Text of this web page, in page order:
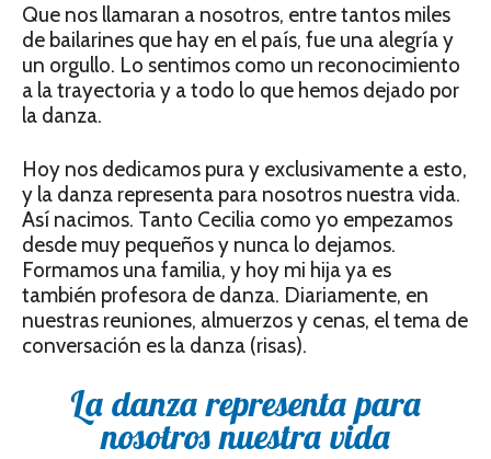
Que nos llamaran a nosotros, entre tantos miles
de bailarines que hay en el país, fue una alegría y
un orgullo. Lo sentimos como un reconocimiento
a la trayectoria y a todo lo que hemos dejado por
la danza.
Hoy nos dedicamos pura y exclusivamente a esto,
y la danza representa para nosotros nuestra vida.
Así nacimos. Tanto Cecilia como yo empezamos
desde muy pequeños y nunca lo dejamos.
Formamos una familia, y hoy mi hija ya es
también profesora de danza. Diariamente, en
nuestras reuniones, almuerzos y cenas, el tema de
conversación es la danza (risas).
La danza representa para
nosotros nuestra vida